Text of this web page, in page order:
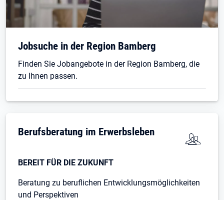
Jobsuche in der Region Bamberg
Finden Sie Jobangebote in der Region Bamberg, die
zu Ihnen passen.
Berufsberatung im Erwerbsleben
BEREIT FÜR DIE ZUKUNFT
Beratung zu beruflichen Entwicklungsmöglichkeiten
und Perspektiven